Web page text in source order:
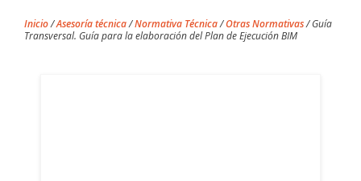
Inicio/Asesoría técnica/Normativa Técnica/Otras Normativas/Guía
Transversal. Guía para la elaboración del Plan de Ejecución BIM